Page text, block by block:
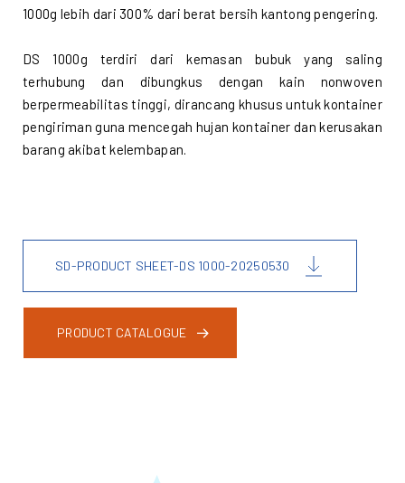
1000g lebih dari 300% dari berat bersih kantong pengering.
DS 1000g terdiri dari kemasan bubuk yang saling
terhubung dan dibungkus dengan kain nonwoven
berpermeabilitas tinggi, dirancang khusus untuk kontainer
pengiriman guna mencegah hujan kontainer dan kerusakan
barang akibat kelembapan.
SD-PRODUCT SHEET-DS 1000-20250530
PRODUCT CATALOGUE